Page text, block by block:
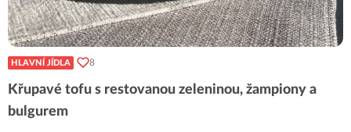
HLAVNÍ JÍDLA 8
Křupavé tofu s restovanou zeleninou, žampiony a
bulgurem